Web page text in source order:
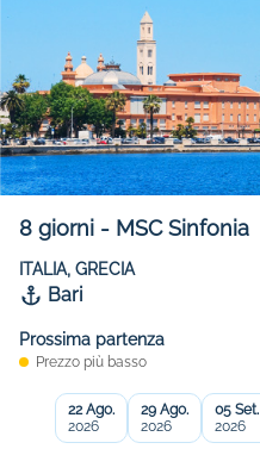
8 giorni - MSC Sinfonia
ITALIA, GRECIA
Bari
Prossima partenza
Prezzo più basso
22 Ago.
2026
29 Ago.
2026
05 Set.
2026